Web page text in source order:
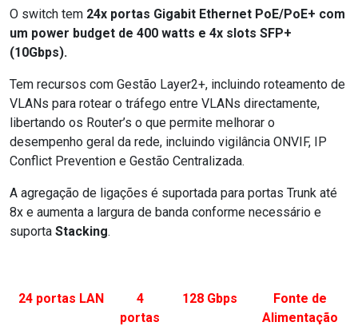
O switch tem 24x portas Gigabit Ethernet PoE/PoE+ com
um power budget de 400 watts e 4x slots SFP+
(10Gbps).
Tem recursos com Gestão Layer2+, incluindo roteamento de
VLANs para rotear o tráfego entre VLANs directamente,
libertando os Router’s o que permite melhorar o
desempenho geral da rede, incluindo vigilância ONVIF, IP
Conflict Prevention e Gestão Centralizada.
A agregação de ligações é suportada para portas Trunk até
8x e aumenta a largura de banda conforme necessário e
suporta Stacking.
24 portas LAN
4
portas
128 Gbps
Fonte de
Alimentação